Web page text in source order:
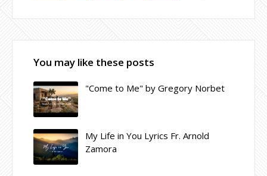
You may like these posts
"Come to Me" by Gregory Norbet
My Life in You Lyrics Fr. Arnold
Zamora